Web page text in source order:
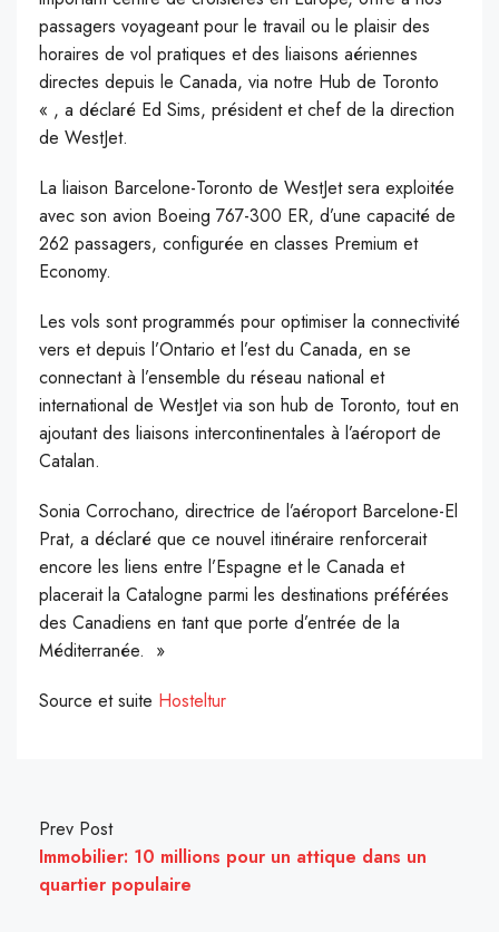
passagers voyageant pour le travail ou le plaisir des
horaires de vol pratiques et des liaisons aériennes
directes depuis le Canada, via notre Hub de Toronto
« , a déclaré Ed Sims, président et chef de la direction
de WestJet.
La liaison Barcelone-Toronto de WestJet sera exploitée
avec son avion Boeing 767-300 ER, d’une capacité de
262 passagers, configurée en classes Premium et
Economy.
Les vols sont programmés pour optimiser la connectivité
vers et depuis l’Ontario et l’est du Canada, en se
connectant à l’ensemble du réseau national et
international de WestJet via son hub de Toronto, tout en
ajoutant des liaisons intercontinentales à l’aéroport de
Catalan.
Sonia Corrochano, directrice de l’aéroport Barcelone-El
Prat, a déclaré que ce nouvel itinéraire renforcerait
encore les liens entre l’Espagne et le Canada et
placerait la Catalogne parmi les destinations préférées
des Canadiens en tant que porte d’entrée de la
Méditerranée. »
Source et suite Hosteltur
Prev Post
Immobilier: 10 millions pour un attique dans un
quartier populaire